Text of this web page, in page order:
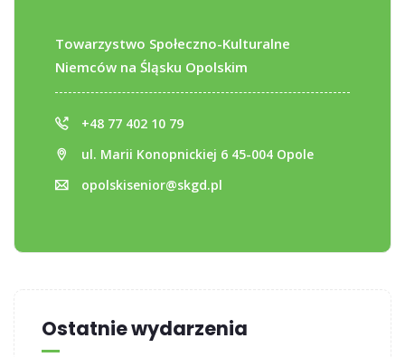
Towarzystwo Społeczno-Kulturalne
Niemców na Śląsku Opolskim
+48 77 402 10 79
ul. Marii Konopnickiej 6 45-004 Opole
opolskisenior@skgd.pl
Ostatnie wydarzenia